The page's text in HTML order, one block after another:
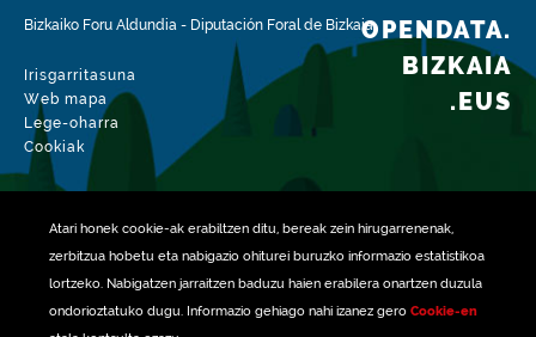
Atari honek cookie-ak erabiltzen ditu, bereak zein hirugarrenenak,
zerbitzua hobetu eta nabigazio ohiturei buruzko informazio estatistikoa
lortzeko. Nabigatzen jarraitzen baduzu haien erabilera onartzen duzula
ondorioztatuko dugu. Informazio gehiago nahi izanez gero Cookie-en
Bizkaiko Foru Aldundia - Diputación Foral de Bizkaia
Irisgarritasuna
Web mapa
Lege-oharra
Cookiak
OPENDATA.
BIZKAIA
.EUS